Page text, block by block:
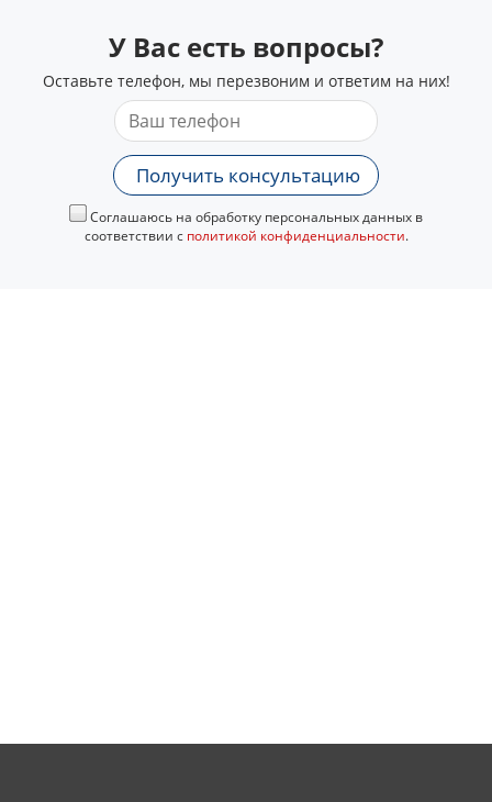
У Вас есть вопросы?
Оставьте телефон, мы перезвоним и ответим на них!
Получить консультацию
Соглашаюсь на обработку персональных данных в
соответствии с политикой конфиденциальности.